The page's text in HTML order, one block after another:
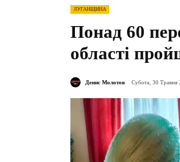
ЛУГАНЩИНА
Понад 60
області
Денис Молотов Субота, 30 Травня